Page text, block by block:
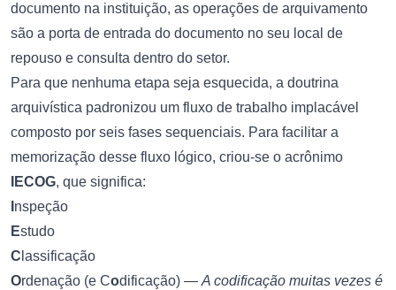
documento na instituição, as operações de arquivamento
são a porta de entrada do documento no seu local de
repouso e consulta dentro do setor.
Para que nenhuma etapa seja esquecida, a doutrina
arquivística padronizou um fluxo de trabalho implacável
composto por seis fases sequenciais. Para facilitar a
memorização desse fluxo lógico, criou-se o acrônimo
IECOG, que significa:
nspeção
Estudo
C lassificação
Ordenação (e Codificação) — A codificação muitas vezes é